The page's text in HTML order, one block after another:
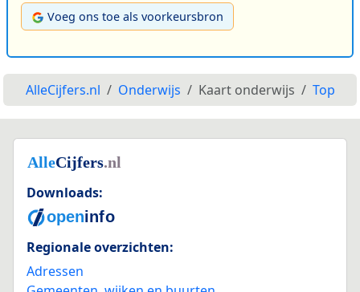
Voeg ons toe als voorkeursbron
AlleCijfers.nl Onderwijs Kaart onderwijs Top
Downloads:
Regionale overzichten:
Adressen